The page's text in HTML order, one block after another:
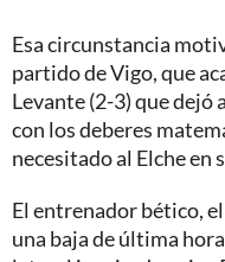
Esa circunstancia
partido de Vigo, que
Levante (2-3) que dejó
con los deberes
necesitado al Elche en
El entrenador bético,
una baja de última